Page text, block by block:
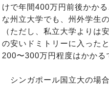
けで年間400万円前後かか
な州立大学でも、州外学生
（ただし、私立大学よりは
の安いドミトリーに入った
200〜300万円程度はかかる
シンガポール国立大の場